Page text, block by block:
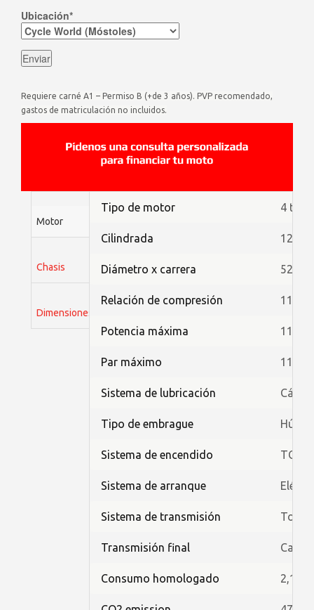
Ubicación*
Requiere carné A1 – Permiso B (+de 3 años). PVP recomendado,
gastos de matriculación no incluidos.
Motor
Chasis
Dimensiones
Tipo de motor 4
Cilindrada 125cc
Diámetro x carrera 52,0
Relación de compresión 11.2 :
Potencia máxima
Par máximo
Sistema de lubricación
Tipo de embrague
Sistema de encendido TCI
Sistema de arranque
Sistema de transmisión Toma
Transmisión final
Consumo homologado 2,1 l/